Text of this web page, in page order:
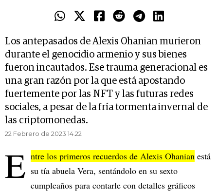
Los antepasados de Alexis Ohanian murieron
durante el genocidio armenio y sus bienes
fueron incautados. Ese trauma generacional es
una gran razón por la que está apostando
fuertemente por las NFT y las futuras redes
sociales, a pesar de la fría tormenta invernal de
las criptomonedas.
22 Febrero de 2023 14.22
E ntre los primeros recuerdos de Alexis Ohanian está
su tía abuela Vera, sentándolo en su sexto
cumpleaños para contarle con detalles gráficos